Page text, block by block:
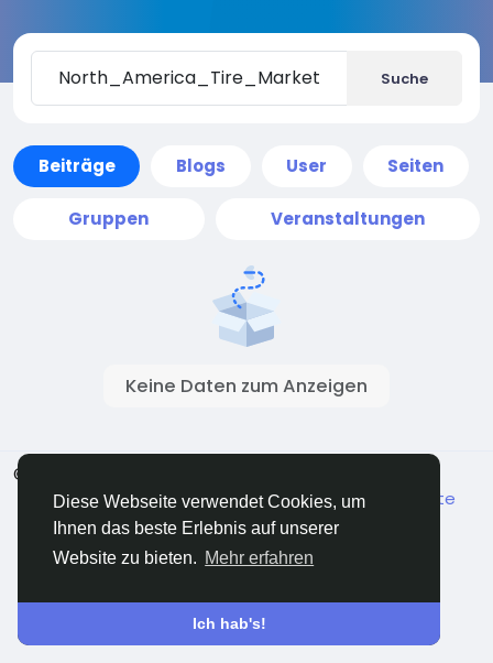
Diese Webseite verwendet Cookies, um
Ihnen das beste Erlebnis auf unserer
Website zu bieten. Mehr erfahren
Ich hab's!
Suche
Beiträge Blogs User Seiten
Gruppen Veranstaltungen
Keine Daten zum Anzeigen
© 2026 ShareMe Global
Bedingungen Datenschutz Kontaktiere uns
Mitte
Verzeichnis